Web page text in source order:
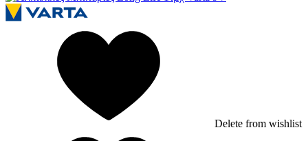
Delete from wishlist